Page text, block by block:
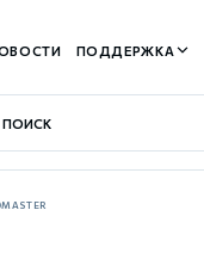
ПОДДЕРЖКА